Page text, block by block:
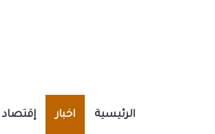
الرئيسية اخبار إقتصاد